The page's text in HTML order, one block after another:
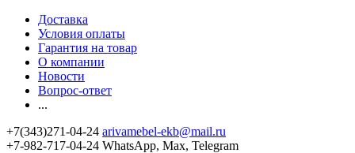
Доставка
Условия оплаты
Гарантия на товар
О компании
Новости
Вопрос-ответ
...
+7(343)271-04-24 arivamebel-ekb@mail.ru
+7-982-717-04-24 WhatsApp, Max, Telegram